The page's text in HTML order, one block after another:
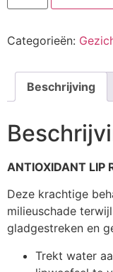
aantal
Categorieën:
Beschrijving
ANTIOXIDANT LIP
Deze krachtige
milieuschade
gladgestreken en
Trekt water